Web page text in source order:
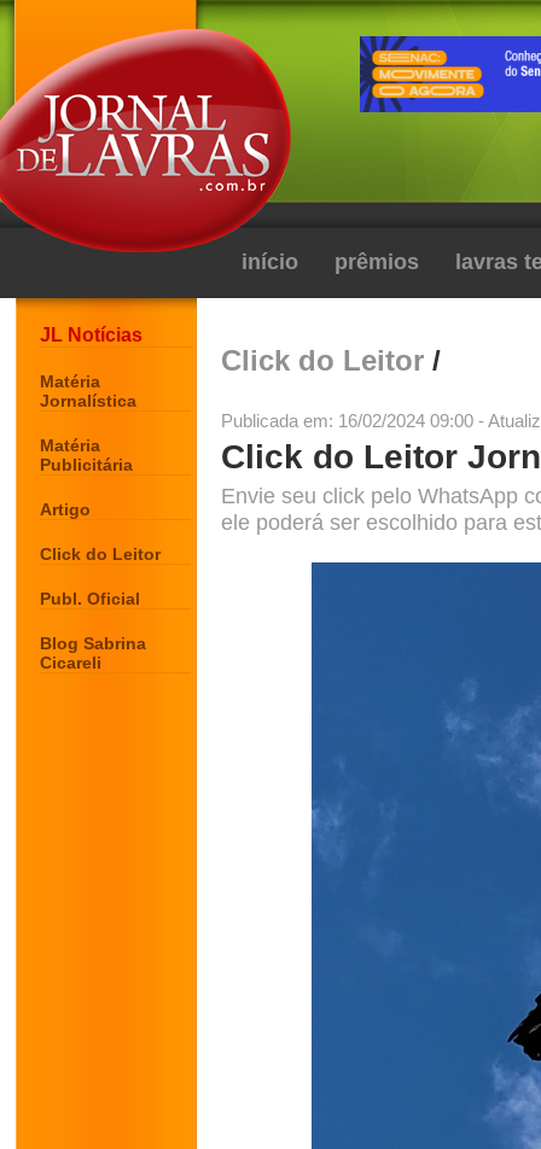
início prêmios lavras
JL Notícias
Matéria
Jornalística
Matéria
Publicitária
Artigo
Click do Leitor
Publ. Oficial
Blog Sabrina
Cicareli
Click do Leitor /
Publicada em: 16/02/2024 09:00 -
Click do Leitor
Envie seu click pelo WhatsApp
ele poderá ser escolhido para